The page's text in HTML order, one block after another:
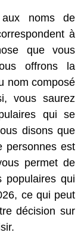
noms de
à
que vous
offrons la
nom composé
vous saurez
qui se
disons que
personnes est
permet de
populaires qui
ce qui peut
décision sur